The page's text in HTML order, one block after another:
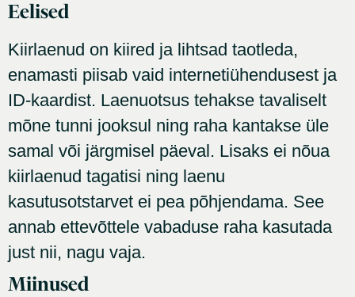
Eelised
Kiirlaenud on kiired ja lihtsad taotleda,
enamasti piisab vaid internetiühendusest ja
ID-kaardist. Laenuotsus tehakse tavaliselt
mõne tunni jooksul ning raha kantakse üle
samal või järgmisel päeval. Lisaks ei nõua
kiirlaenud tagatisi ning laenu
kasutusotstarvet ei pea põhjendama. See
annab ettevõttele vabaduse raha kasutada
just nii, nagu vaja.
Miinused